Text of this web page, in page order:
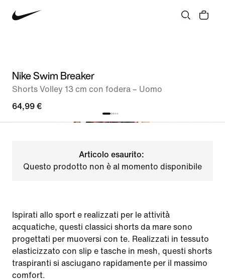
Nike Swim Breaker
Shorts Volley 13 cm con fodera – Uomo
64,99 €
Articolo esaurito:
Questo prodotto non è al momento disponibile
Ispirati allo sport e realizzati per le attività
acquatiche, questi classici shorts da mare sono
progettati per muoversi con te. Realizzati in tessuto
elasticizzato con slip e tasche in mesh, questi shorts
traspiranti si asciugano rapidamente per il massimo
comfort.